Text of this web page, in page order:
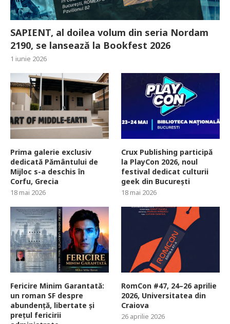
SAPIENT, al doilea volum din seria Nordam
2190, se lansează la Bookfest 2026
1 iunie 2026
Prima galerie exclusiv
dedicată Pământului de
Mijloc s-a deschis în
Corfu, Grecia
18 mai 2026
Crux Publishing participă
la PlayCon 2026, noul
festival dedicat culturii
geek din București
18 mai 2026
Fericire Minim Garantată:
un roman SF despre
abundență, libertate și
prețul fericirii
RomCon #47, 24–26 aprilie
2026, Universitatea din
Craiova
26 aprilie 2026